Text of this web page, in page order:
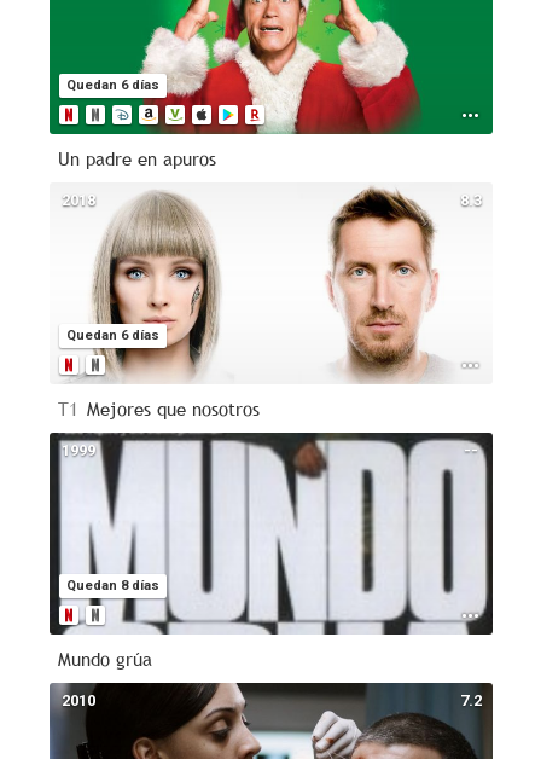
Quedan 6 días
Un padre en apuros
8.3
Quedan 6 días
2018
T1 Mejores que nosotros
--
Quedan 8 días
1999
Mundo grúa
7.2
2010